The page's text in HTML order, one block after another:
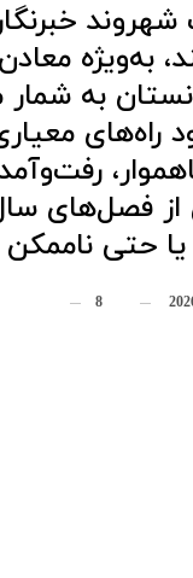
به‌ویژه
به
راه‌های
فصل‌های
یا حتی
8